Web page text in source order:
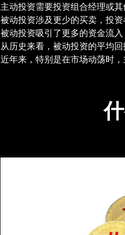
主动投资需要投资组合经理或其
被动投资涉及更少的买卖，投
被动投资吸引了更多的资金流
从历史来看，被动投资的平均回
近年来，特别是在市场动荡时，